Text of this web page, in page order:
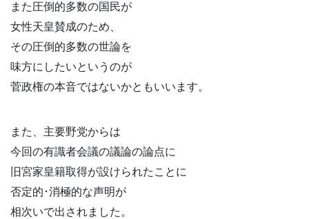
また圧倒的多数の国民が
女性天皇賛成のため、
その圧倒的多数の世論を
味方にしたいというのが
菅政権の本音ではないかともいいます。
また、主要野党からは
今回の有識者会議の議論の論点に
旧宮家皇籍取得が設けられたことに
否定的･消極的な声明が
相次いで出されました。